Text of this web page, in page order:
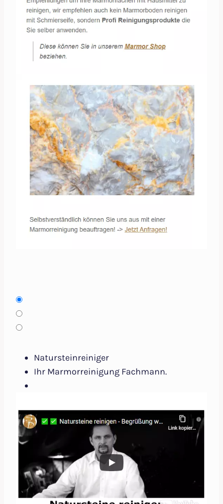
Natursteinreiniger
Ihr Marmorreinigung Fachmann.